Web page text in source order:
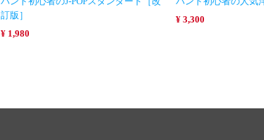
訂版］
¥ 1,980
¥ 3,300